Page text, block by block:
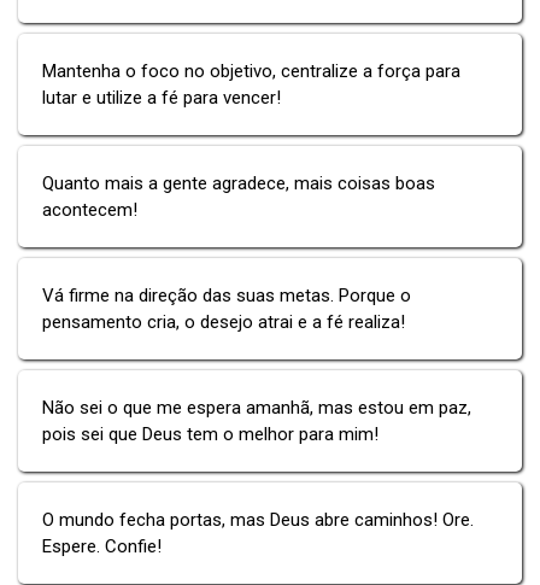
Mantenha o foco no objetivo, centralize a força para
lutar e utilize a fé para vencer!
Quanto mais a gente agradece, mais coisas boas
acontecem!
Vá firme na direção das suas metas. Porque o
pensamento cria, o desejo atrai e a fé realiza!
Não sei o que me espera amanhã, mas estou em paz,
pois sei que Deus tem o melhor para mim!
O mundo fecha portas, mas Deus abre caminhos! Ore.
Espere. Confie!